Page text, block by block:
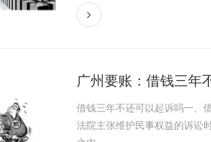
广州要账：借钱三年
借钱三年不还可以起诉吗一、
法院主张维护民事权益的诉讼